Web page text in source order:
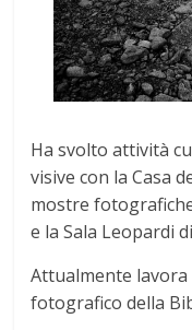
Ha svolto attività
visive con la Casa
mostre
e la Sala Leopardi
Attualmente
fotografico della